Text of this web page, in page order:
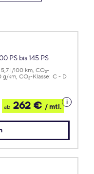
PS bis 145 PS
l/100 km CO2-
g/km CO2-Klasse: C - D
ab 262 € / mtl.
Details
zum